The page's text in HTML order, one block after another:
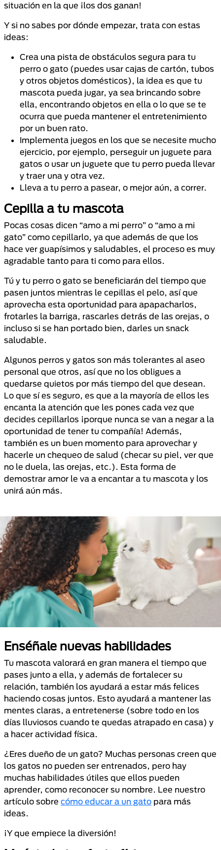
situación en la que ¡los dos ganan!
Y si no sabes por dónde empezar, trata con estas
ideas:
Crea una pista de obstáculos segura para tu
perro o gato (puedes usar cajas de cartón, tubos
y otros objetos domésticos), la idea es que tu
mascota pueda jugar, ya sea brincando sobre
ella, encontrando objetos en ella o lo que se te
ocurra que pueda mantener el entretenimiento
por un buen rato.
Implementa juegos en los que se necesite mucho
ejercicio, por ejemplo, perseguir un juguete para
gatos o usar un juguete que tu perro pueda llevar
y traer una y otra vez.
Lleva a tu perro a pasear, o mejor aún, a correr.
Cepilla a tu mascota
Pocas cosas dicen “amo a mi perro” o “amo a mi
gato” como cepillarlo, ya que además de que los
hace ver guapísimos y saludables, el proceso es muy
agradable tanto para ti como para ellos.
Tú y tu perro o gato se beneficiarán del tiempo que
pasen juntos mientras le cepillas el pelo, así que
aprovecha esta oportunidad para apapacharlos,
frotarles la barriga, rascarles detrás de las orejas, o
incluso si se han portado bien, darles un snack
saludable.
Algunos perros y gatos son más tolerantes al aseo
personal que otros, así que no los obligues a
quedarse quietos por más tiempo del que desean.
Lo que sí es seguro, es que a la mayoría de ellos les
encanta la atención que les pones cada vez que
decides cepillarlos ¡porque nunca se van a negar a la
oportunidad de tener tu compañía! Además,
también es un buen momento para aprovechar y
hacerle un chequeo de salud (checar su piel, ver que
no le duela, las orejas, etc.). Esta forma de
demostrar amor le va a encantar a tu mascota y los
unirá aún más.
Enséñale nuevas habilidades
Tu mascota valorará en gran manera el tiempo que
pases junto a ella, y además de fortalecer su
relación, también los ayudará a estar más felices
haciendo cosas juntos. Esto ayudará a mantener las
mentes claras, a entretenerse (sobre todo en los
días lluviosos cuando te quedas atrapado en casa) y
a hacer actividad física.
¿Eres dueño de un gato? Muchas personas creen que
los gatos no pueden ser entrenados, pero hay
muchas habilidades útiles que ellos pueden
aprender, como reconocer su nombre. Lee nuestro
artículo sobre cómo educar a un gato para más
ideas.
¡Y que empiece la diversión!